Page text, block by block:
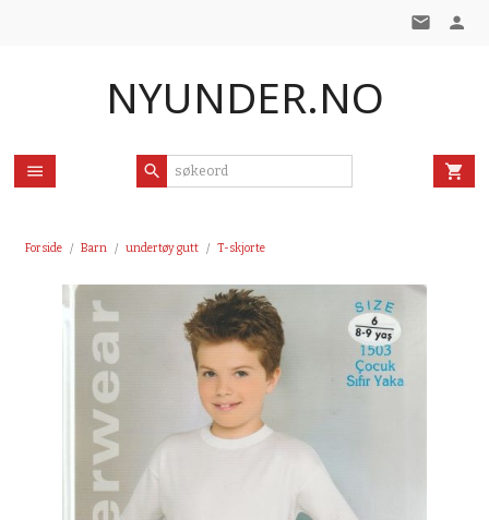
NYUNDER.NO
Forside Barn undertøy gutt T-skjorte